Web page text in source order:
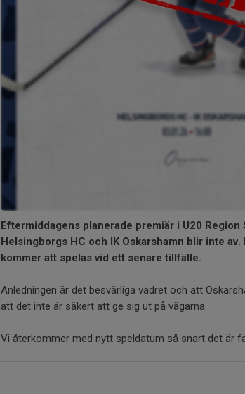
Eftermiddagens planerade premiär i U20 Region
Helsingborgs HC och IK Oskarshamn blir inte
kommer att spelas vid ett senare tillfälle.
Anledningen är det besvärliga vädret och att
att det inte är säkert att ge sig ut på vägarna.
Vi återkommer med nytt speldatum så snart det är